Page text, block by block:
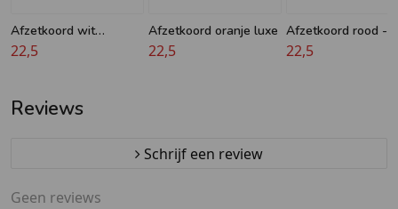
Afzetkoord wit
luxe/gedraaid
22,5
Afzetkoord oranje luxe
22,5
Afzetkoord rood -
- Messing haken
22,5
Reviews
Schrijf een review
Geen reviews